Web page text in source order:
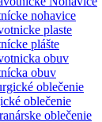
nohavice
plášte
obuv
oblečenie